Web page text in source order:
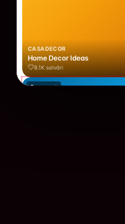
CASADECOR
Home Decor Ideas
8.1K salvări
Promovat